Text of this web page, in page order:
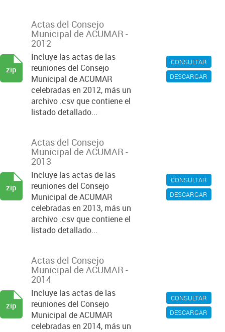
CONSULTAR
DESCARGAR
Actas del Consejo
Municipal de ACUMAR -
2012
Incluye las actas de las
reuniones del Consejo
Municipal de ACUMAR
celebradas en 2012, más un
archivo .csv que contiene el
listado detallado...
zip
CONSULTAR
DESCARGAR
Actas del Consejo
Municipal de ACUMAR -
2013
Incluye las actas de las
reuniones del Consejo
Municipal de ACUMAR
celebradas en 2013, más un
archivo .csv que contiene el
listado detallado...
zip
CONSULTAR
DESCARGAR
Actas del Consejo
Municipal de ACUMAR -
2014
Incluye las actas de las
reuniones del Consejo
Municipal de ACUMAR
celebradas en 2014, más un
zip